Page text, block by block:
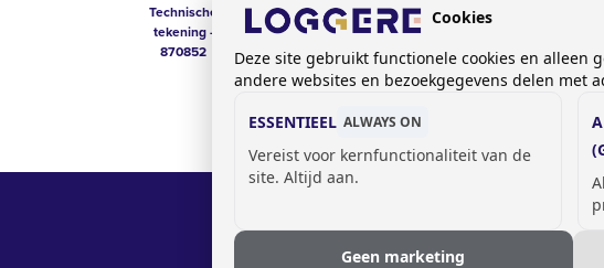
Technische
tekening -
870852
Prijslijst sanitair
Cookies
Deze site gebruikt functionele cookies en alleen
andere websites en bezoekgegevens delen met
ESSENTIEEL ALWAYS ON
Vereist voor kernfunctionaliteit van de
site. Altijd aan.
Geen marketing